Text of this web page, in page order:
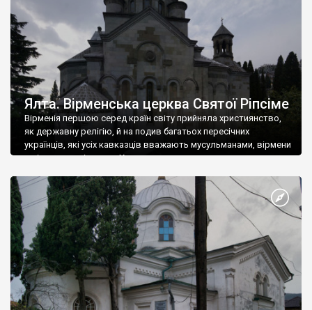
Ялта. Вірменська церква Святої Ріпсіме
Вірменія першою серед країн світу прийняла християнство,
як державну релігію, й на подив багатьох пересічних
українців, які усіх кавказців вважають мусульманами, вірмени
є відданими вірянами Христа